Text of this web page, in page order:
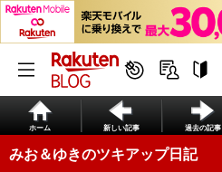
ホーム 新しい記事 過去の記事
みお＆ゆきのツキアップ日記